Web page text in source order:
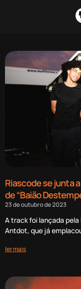
Riascode se junta
de “Baião
23 de outubro de 2023
A track foi lançada
Antdot, que já
ler mais